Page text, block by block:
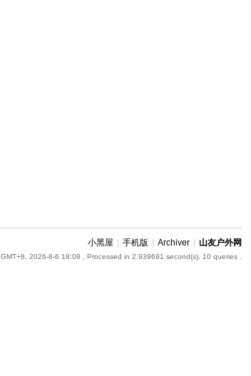
小黑屋 手机版 Archiver 山友户外网
GMT+8, 2026-8-6 18:08 , Processed in 2.939691 second(s), 10 queries .